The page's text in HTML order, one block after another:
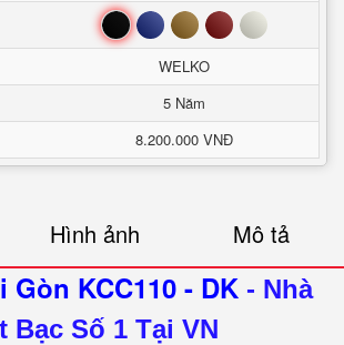
Đen Xanh Nâu Đỏ Trắng
WELKO
5 Năm
8.200.000 VNĐ
Hình ảnh Mô tả
Gòn KCC110 - DK - Nhà
Bạc Số 1 Tại VN